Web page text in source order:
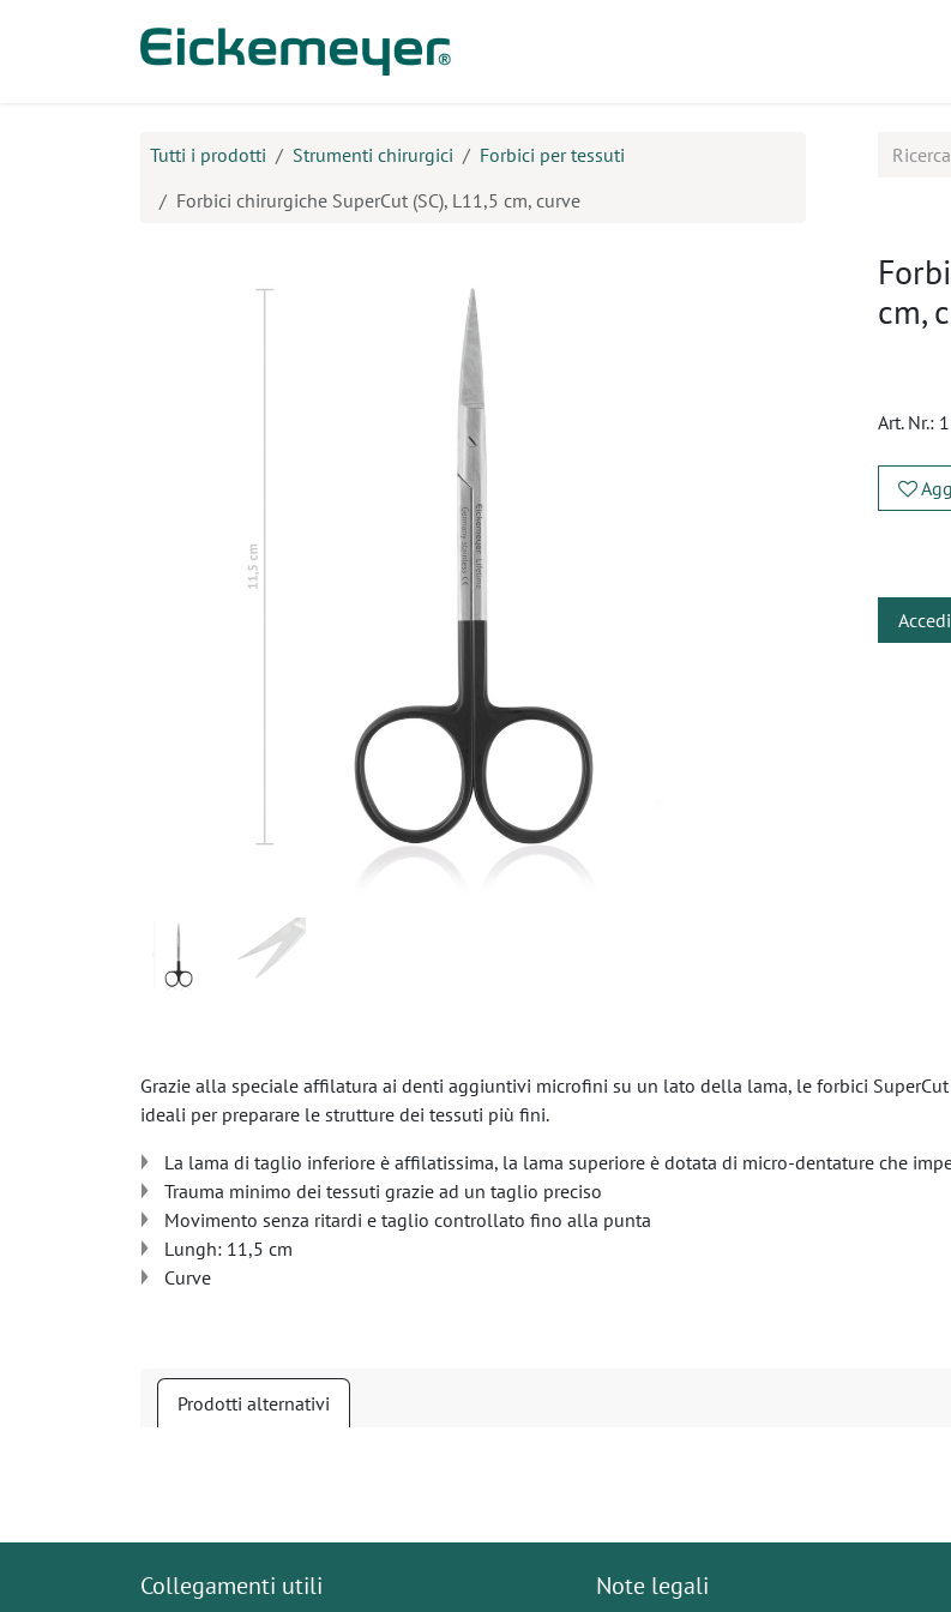
Tutti i prodotti Strumenti chirurgici
Forbici per tessuti
Forbici chirurgiche SuperCut (SC), L11,5 cm, curve
cm,
Art. Nr.:
Accedi
Grazie alla speciale affilatura ai denti aggiuntivi microfini su un lato della lama, le forbici
ideali per preparare le strutture dei tessuti più fini.
La lama di taglio inferiore è affilatissima, la lama superiore è dotata di micro-dentature che
Trauma minimo dei tessuti grazie ad un taglio preciso
Movimento senza ritardi e taglio controllato fino alla punta
Lungh: 11,5 cm
Curve
Prodotti alternativi
Collegamenti utili Note legali